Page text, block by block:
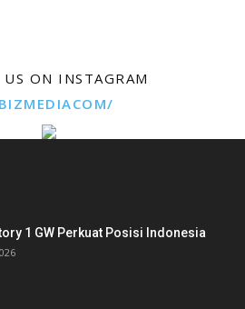
ON INSTAGRAM
1 GW Perkuat Posisi Indonesia